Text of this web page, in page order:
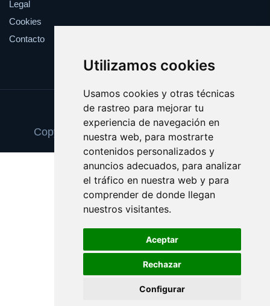
Utilizamos cookies
Usamos cookies y otras técnicas
de rastreo para mejorar tu
experiencia de navegación en
nuestra web, para mostrarte
contenidos personalizados y
anuncios adecuados, para analizar
el tráfico en nuestra web y para
comprender de donde llegan
nuestros visitantes.
Aceptar
Rechazar
Configurar
Legal
Cookies
Contacto
Update cookies preferences
Copyright © 2025 escaparatedeideas.com